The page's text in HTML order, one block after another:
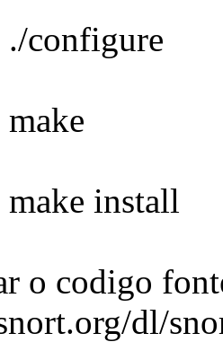
./configure
make install
o codigo
dl/